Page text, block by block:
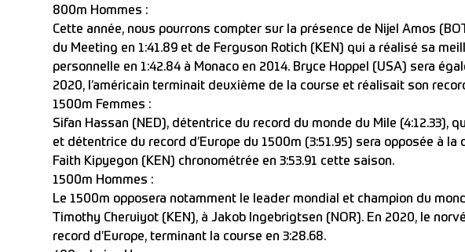
800m Hommes :
Cette année, nous pourrons compter sur la présence de Nijel Amos
du Meeting en 1:41.89 et de Ferguson Rotich (KEN) qui a réalisé sa
personnelle en 1:42.84 à Monaco en 2014. Bryce Hoppel (USA) sera
2020, l’américain terminait deuxième de la course et réalisait son
1500m Femmes :
Sifan Hassan (NED), détentrice du record du monde du Mile (4:12.33),
et détentrice du record d’Europe du 1500m (3:51.95) sera opposée à la
Faith Kipyegon (KEN) chronométrée en 3:53.91 cette saison.
1500m Hommes :
Le 1500m opposera notamment le leader mondial et champion du
Timothy Cheruiyot (KEN), à Jakob Ingebrigtsen (NOR). En 2020, le
record d’Europe, terminant la course en 3:28.68.